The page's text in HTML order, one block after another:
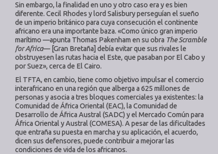
Sin embargo, la finalidad en uno y otro caso era y es bien
diferente. Cecil Rhodes y lord Salisbury perseguían el sueño
de un imperio británico para cuya consecución el continente
africano era una importante baza. «Como único gran imperio
marítimo —apunta Thomas Pakenham en su obra The Scramble
for Africa— [Gran Bretaña] debía evitar que sus rivales le
obstruyesen las rutas hacia el Este, que pasaban por El Cabo y
por Suez», cerca de El Cairo.
El TFTA, en cambio, tiene como objetivo impulsar el comercio
interafricano en una región que alberga a 625 millones de
personas y asocia a tres bloques comerciales ya existentes: la
Comunidad de África Oriental (EAC), la Comunidad de
Desarrollo de África Austral (SADC) y el Mercado Común para
África Oriental y Austral (COMESA). A pesar de las dificultades
que entraña su puesta en marcha y su aplicación, el acuerdo,
dicen sus defensores, puede contribuir a mejorar las
condiciones de vida de los africanos.